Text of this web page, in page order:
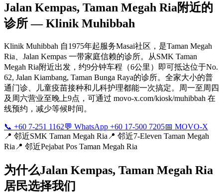
Jalan Kempas, Taman Megah Ria附近的
诊所 — Klinik Muhibbah
Klinik Muhibbah 自1975年起服务Masai社区，是Taman Megah
Ria、Jalan Kempas 一带家庭信赖的诊所。从SMK Taman
Megah Ria附近出发，约9分钟车程（6公里）即可抵达位于No.
62, Jalan Kiambang, Taman Bunga Raya的诊所。全家大小的普
通门诊、儿童疫苗接种和儿科护理都能一次搞定。周一至周四
及周六营业至晚上9点，可通过 movo-x.com/kiosk/muhibbah 在
线预约，减少等候时间。
📞 +60 7-251 1162💬 WhatsApp +60 17-500 7205📅 MOVO-X
📍 邻近SMK Taman Megah Ria 📍 邻近7-Eleven Taman Megah
Ria 📍 邻近Pejabat Pos Taman Megah Ria
为什么Jalan Kempas, Taman Megah Ria
居民选择我们